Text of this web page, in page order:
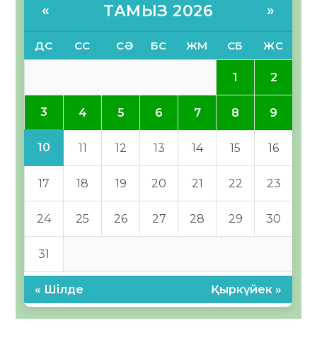
« ТАМЫЗ 2026 »
ДС СС СӘ БС ЖМ СБ ЖС
1 2
3 4 5 6 7 8 9
10 11 12 13 14 15 16
17 18 19 20 21 22 23
24 25 26 27 28 29 30
31
« Шілде Қыркүйек »